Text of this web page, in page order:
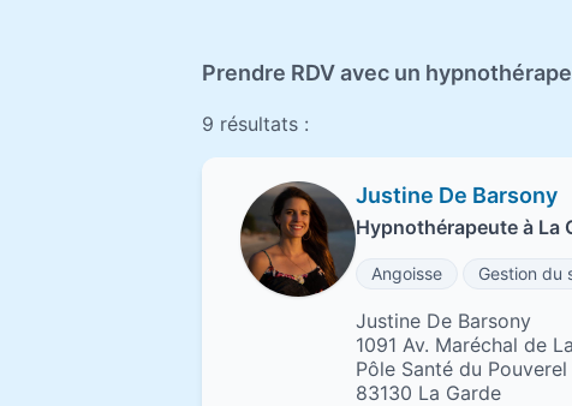
Prendre RDV avec un
9 résultats :
Justine De Barsony
Hypnothérapeute à La
Angoisse Gestion du
Justine De Barsony
1091 Av. Maréchal de
Pôle Santé du
83130 La Garde